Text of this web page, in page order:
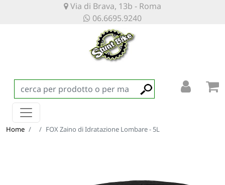
Via di Brava, 13b - Roma
06.6695.9240
Home FOX Zaino di Idratazione Lombare - 5L